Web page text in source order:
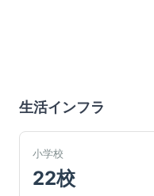
生活インフラ
小学校
22校